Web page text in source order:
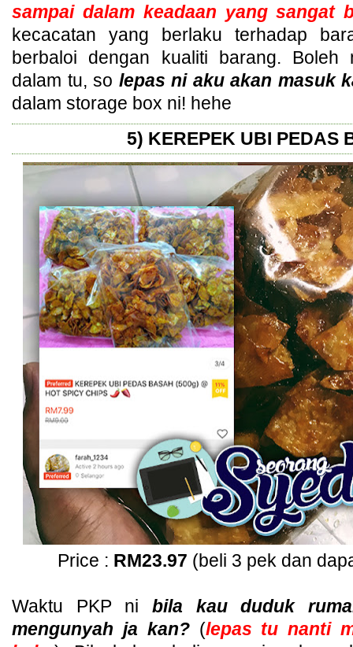
sampai dalam keadaan yang sangat
kecacatan yang berlaku terhadap
berbaloi dengan kualiti barang. Boleh
dalam tu, so lepas ni aku akan masuk
dalam storage box ni! hehe
5) KEREPEK UBI PEDAS
Price : RM23.97 (beli 3 pek dan
Waktu PKP ni bila kau duduk
mengunyah ja kan?(lepas tu nanti